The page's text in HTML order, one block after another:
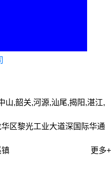
山,韶关,河源,汕尾,揭阳,湛江,
区黎光工业大道深国际华通
镇 更多+